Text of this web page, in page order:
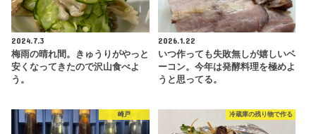
2024.7.3
梅雨の晴れ間。きゅうりがやっと
安くなってきたので沢山食べよ
う。
2026.1.22
いつ作っても失敗無しが嬉しいベ
ーコン。今年は発酵料理を極めよ
うと思ってる。
崎戸 冷蔵庫の残り物で作る